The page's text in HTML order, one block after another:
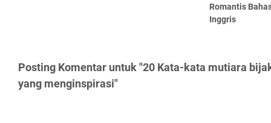
Romantis
Inggris
Posting Komentar untuk "20 Kata-kata mutiara
yang menginspirasi"